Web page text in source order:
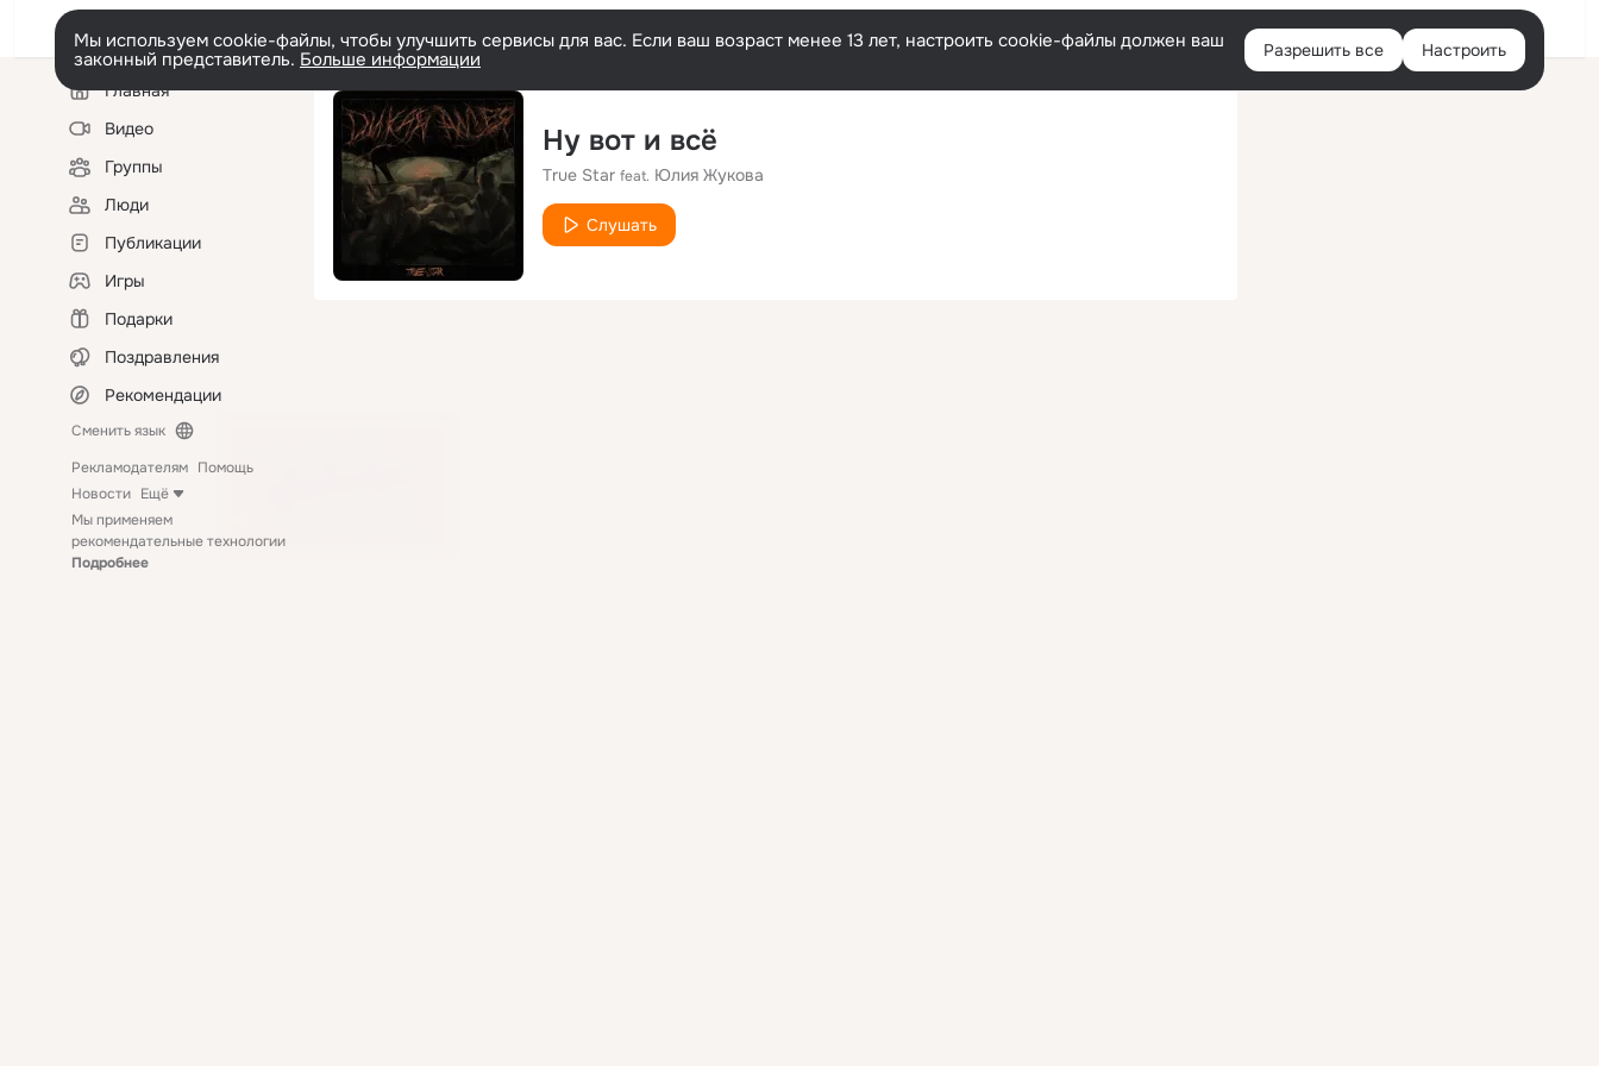
Войти
Мы используем cookie-файлы, чтобы улучшить сервисы для вас. Если ваш возраст менее 13 лет, настроить cookie-файлы должен ваш
законный представитель. Больше информации Разрешить все Настроить
Левая
колонкаГлавная
Видео
Группы
Люди
Публикации
Игры
Подарки
Поздравления
Рекомендации
Сменить язык
Рекламодателям Помощь
Новости Ещё
Мы применяем
рекомендательные технологии
Подробнее
Ну вот и всё
True Star feat. Юлия Жукова
Слушать